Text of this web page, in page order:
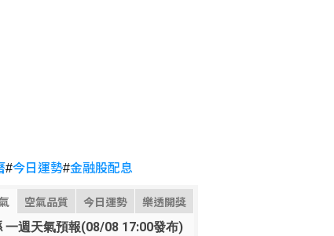
#今日運勢#金融股配息
空氣品質 今日運勢 樂透開獎
一週天氣預報(08/08 17:00發布)